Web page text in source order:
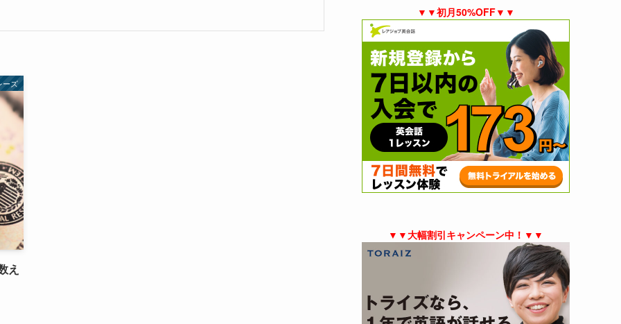
ーズ
え
▼▼初月50%OFF▼▼
▼▼大幅割引キャンペーン中！▼▼